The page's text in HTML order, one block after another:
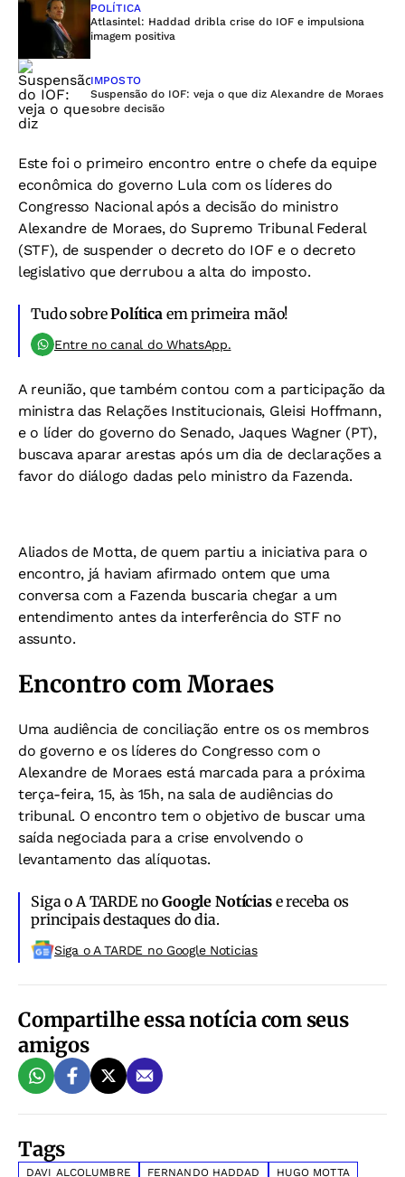
POLÍTICA
Atlasintel: Haddad dribla crise do IOF e impulsiona
imagem positiva
IMPOSTO
Suspensão do IOF: veja o que diz Alexandre de Moraes
sobre decisão
Este foi o primeiro encontro entre o chefe da equipe
econômica do governo Lula com os líderes do
Congresso Nacional após a decisão do ministro
Alexandre de Moraes, do Supremo Tribunal Federal
(STF), de suspender o decreto do IOF e o decreto
legislativo que derrubou a alta do imposto.
Tudo sobrePolítica em primeira mão!
Entre no canal do WhatsApp.
A reunião, que também contou com a participação da
ministra das Relações Institucionais, Gleisi Hoffmann,
e o líder do governo do Senado, Jaques Wagner (PT),
buscava aparar arestas após um dia de declarações a
favor do diálogo dadas pelo ministro da Fazenda.
Aliados de Motta, de quem partiu a iniciativa para o
encontro, já haviam afirmado ontem que uma
conversa com a Fazenda buscaria chegar a um
entendimento antes da interferência do STF no
assunto.
Encontro com Moraes
Uma audiência de conciliação entre os os membros
do governo e os líderes do Congresso com o
Alexandre de Moraes está marcada para a próxima
terça-feira, 15, às 15h, na sala de audiências do
tribunal. O encontro tem o objetivo de buscar uma
saída negociada para a crise envolvendo o
levantamento das alíquotas.
Siga o A TARDE noGoogle Notíciase receba os
principais destaques do dia.
Siga o A TARDE no Google Noticias
Compartilhe essa notícia com seus
amigos
Tags
DAVI ALCOLUMBRE FERNANDO HADDAD HUGO MOTTA